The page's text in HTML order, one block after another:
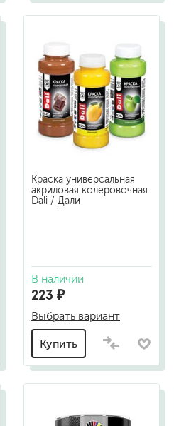
Краска универсальная
акриловая колеровочная
Dali / Дали
В наличии
223 ₽
Выбрать вариант
Купить